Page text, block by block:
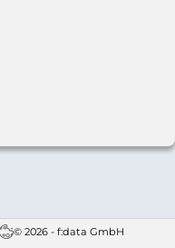
© 2026 - f:data GmbH